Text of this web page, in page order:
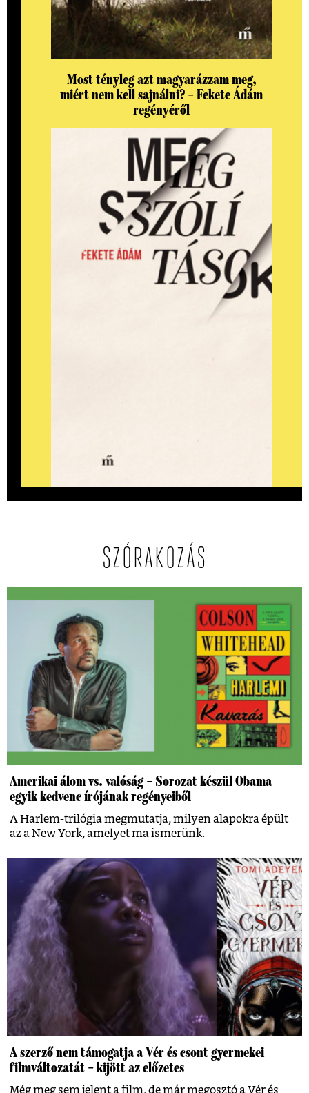
Most tényleg azt magyarázzam meg,
miért nem kell sajnálni? – Fekete Ádám
regényéről
SZÓRAKOZÁS
Amerikai álom vs. valóság – Sorozat készül Obama
egyik kedvenc írójának regényeiből
A Harlem-trilógia megmutatja, milyen alapokra épült
az a New York, amelyet ma ismerünk.
A szerző nem támogatja a Vér és csont gyermekei
filmváltozatát – kijött az előzetes
Még meg sem jelent a film, de már megosztó a Vér és